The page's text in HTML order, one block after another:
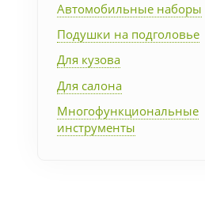
Подарочные наборы
Личные аксессуары
Деловые подарки
Автомобильные наборы
Подушки на подголовье
Для кузова
Для салона
Многофункциональные
инструменты